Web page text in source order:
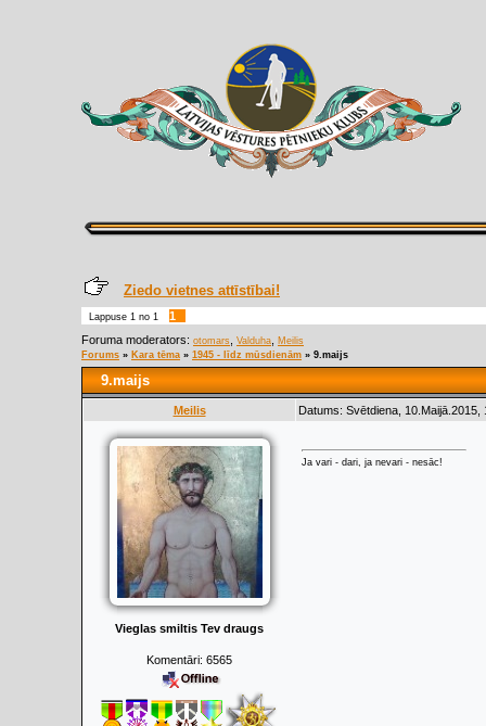
Ziedo vietnes attīstībai!
Lappuse 1 no 1
1
Foruma moderators: otomars Valduha
Meilis
Forums » Kara tēma » 1945 - līdz mūsdienām » 9.maijs
9.maijs
Meilis Datums: Svētdiena,
Vieglas smiltis Tev draugs
Komentāri: 6565
Ja vari - dari, ja nevari - nesāc!